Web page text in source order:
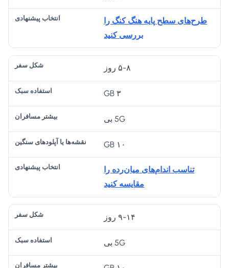
ر
ه
ب
س
را
د
ها
ی
ن
ش
نه
اد
طرح‌های سطح پایه هنگ کنگ را
بررسی کنید
۵-۸ روز
۳ GB
5G بی
۱۰ GB
تناسب اندام‌های میان‌رده را
مقایسه کنید
۹-۱۴ روز
5G بی